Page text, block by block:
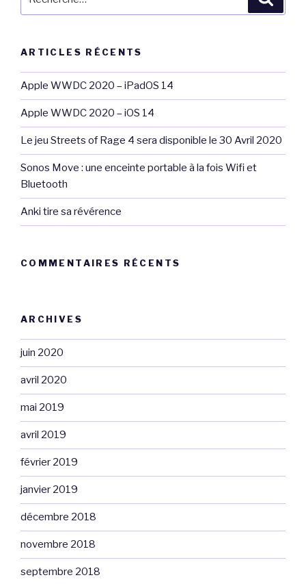
pour
ARTICLES RÉCENTS
Apple WWDC 2020 – iPadOS 14
Apple WWDC 2020 – iOS 14
Le jeu Streets of Rage 4 sera disponible le 30 Avril 2020
Sonos Move : une enceinte portable à la fois Wifi et
Bluetooth
Anki tire sa révérence
COMMENTAIRES RÉCENTS
ARCHIVES
juin 2020
avril 2020
mai 2019
avril 2019
février 2019
janvier 2019
décembre 2018
novembre 2018
septembre 2018